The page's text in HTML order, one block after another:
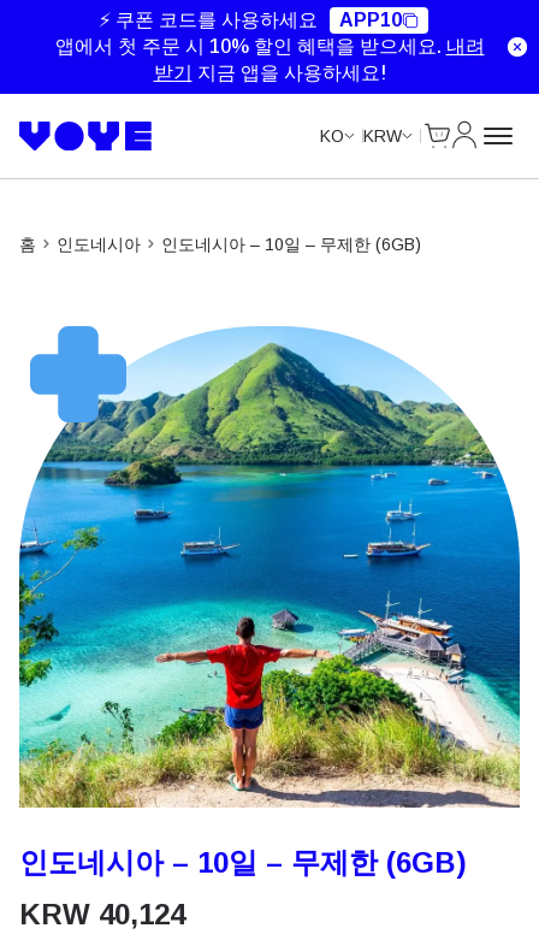
⚡ 쿠폰 코드를 사용하세요
APP10
앱에서 첫 주문 시 10% 할인 혜택을 받으세요. 내려
받기
지금 앱을 사용하세요!
KO KRW
홈 인도네시아 인도네시아 – 10일 – 무제한 (6GB)
인도네시아 – 10일 – 무제한 (6GB)
KRW 40,124
Unlimited Data
Unlimited Data
Unlimited Data
Unlimited Data